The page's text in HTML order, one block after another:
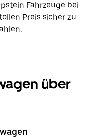
Fahrzeuge bei
Preis sicher zu
über